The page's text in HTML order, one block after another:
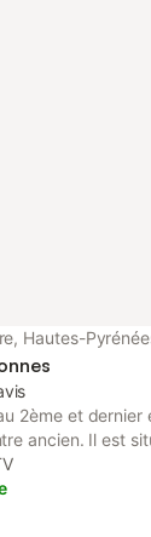
Hautes-
2ème et dernier
ancien. Il est
des commerces,
très calme et
équipée d'un lit